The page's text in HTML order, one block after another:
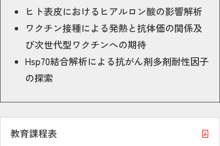
ヒト表皮におけるヒアルロン酸の影響解析
ワクチン接種による発熱と抗体価の関係及
び次世代型ワクチンへの期待
Hsp70結合解析による抗がん剤多剤耐性因子
の探索
教育課程表